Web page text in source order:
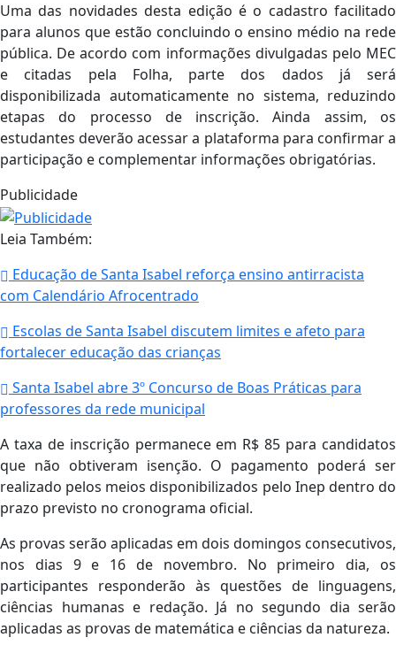
Uma das novidades desta edição é o cadastro facilitado
para alunos que estão concluindo o ensino médio na rede
pública. De acordo com informações divulgadas pelo MEC
e citadas pela Folha, parte dos dados já será
disponibilizada automaticamente no sistema, reduzindo
etapas do processo de inscrição. Ainda assim, os
estudantes deverão acessar a plataforma para confirmar a
participação e complementar informações obrigatórias.
Publicidade
Leia Também:
Educação de Santa Isabel reforça ensino antirracista
com Calendário Afrocentrado
Escolas de Santa Isabel discutem limites e afeto para
fortalecer educação das crianças
Santa Isabel abre 3º Concurso de Boas Práticas para
professores da rede municipal
A taxa de inscrição permanece em R$ 85 para candidatos
que não obtiveram isenção. O pagamento poderá ser
realizado pelos meios disponibilizados pelo Inep dentro do
prazo previsto no cronograma oficial.
As provas serão aplicadas em dois domingos consecutivos,
nos dias 9 e 16 de novembro. No primeiro dia, os
participantes responderão às questões de linguagens,
ciências humanas e redação. Já no segundo dia serão
aplicadas as provas de matemática e ciências da natureza.